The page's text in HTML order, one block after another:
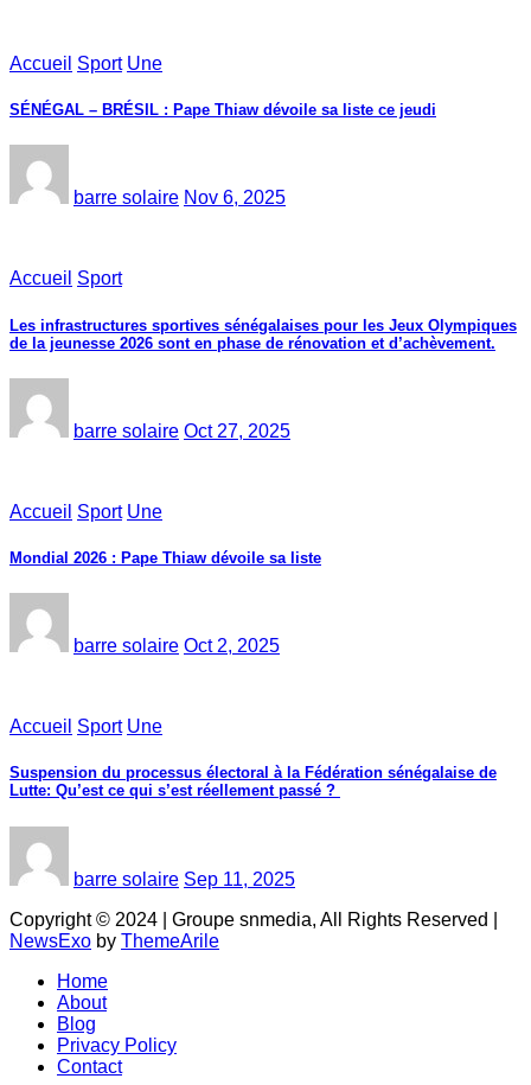
Accueil Sport Une
SÉNÉGAL – BRÉSIL : Pape Thiaw dévoile sa liste ce jeudi
barre solaire Nov 6, 2025
Accueil Sport
Les infrastructures sportives sénégalaises pour les Jeux Olympiques
de la jeunesse 2026 sont en phase de rénovation et d’achèvement.
barre solaire Oct 27, 2025
Accueil Sport Une
Mondial 2026 : Pape Thiaw dévoile sa liste
barre solaire Oct 2, 2025
Accueil Sport Une
‎Suspension du processus électoral à la Fédération sénégalaise de
Lutte: Qu’est ce qui s’est réellement passé ? ‎‎
barre solaire Sep 11, 2025
Copyright © 2024 | Groupe snmedia, All Rights Reserved
NewsExo by ThemeArile
Home
About
Blog
Privacy Policy
Contact